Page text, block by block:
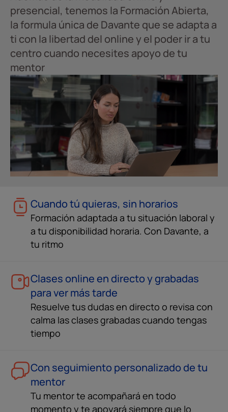
presencial, tenemos la Formación Abierta,
la formula única de Davante que se adapta a
ti con la libertad del online y el poder ir a tu
centro cuando necesites apoyo de tu
mentor
Cuando tú quieras, sin horarios
Formación adaptada a tu situación laboral y
a tu disponibilidad horaria. Con Davante, a
tu ritmo
Clases online en directo y grabadas
para ver más tarde
Resuelve tus dudas en directo o revisa con
calma las clases grabadas cuando tengas
tiempo
Con seguimiento personalizado de tu
mentor
Tu mentor te acompañará en todo
momento y te apoyará siempre que lo